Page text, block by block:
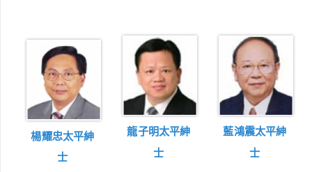
楊耀忠太平紳
士
龍子明太平紳
士
藍鴻震太平紳
士